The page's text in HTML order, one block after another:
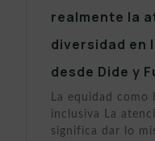
realmente la
diversidad en
desde Dide y
La equidad como
inclusiva La
significa dar lo